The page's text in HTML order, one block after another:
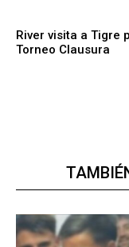
River visita a Tigre
Torneo Clausura